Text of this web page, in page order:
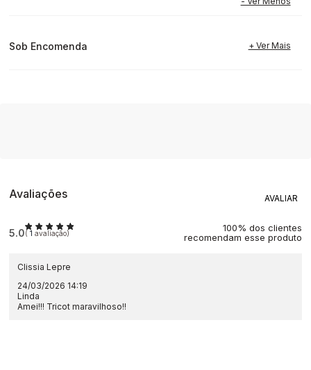
Sob Encomenda
Avaliações
5.0(1 avaliação)
100% dos clientes
recomendam esse produto
Clissia Lepre
24/03/2026 14:19
Linda
Amei!!! Tricot maravilhoso!!